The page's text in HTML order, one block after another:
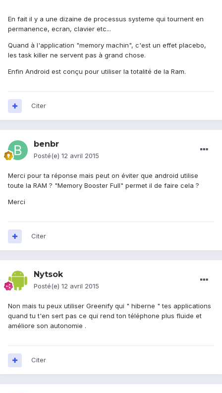
En fait il y a une dizaine de processus systeme qui tournent en
permanence, ecran, clavier etc...
Quand à l'application "memory machin", c'est un effet placebo,
les task killer ne servent pas à grand chose.
Enfin Android est conçu pour utiliser la totalité de la Ram.
Citer
benbr
Posté(e) 12 avril 2015
Merci pour ta réponse mais peut on éviter que android utilise
toute la RAM ? "Memory Booster Full" permet il de faire cela ?
Merci
Citer
Nytsok
Posté(e) 12 avril 2015
Non mais tu peux utiliser Greenify qui " hiberne " tes applications
quand tu t'en sert pas ce qui rend ton téléphone plus fluide et
améliore son autonomie .
Citer